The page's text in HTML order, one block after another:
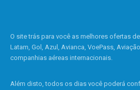
O site trás para você as melhores ofertas
Latam, Gol, Azul, Avianca, VoePass,
companhias aéreas internacionais.
Além disto, todos os dias você poderá